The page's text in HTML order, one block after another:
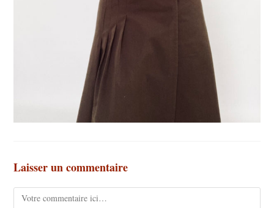
Laisser un commentaire